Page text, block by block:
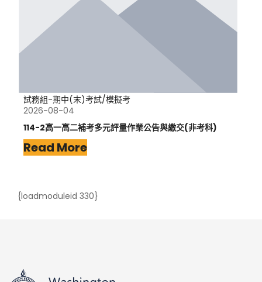
試務組-期中(末)考試/模擬考
2026-08-04
114-2高一高二補考多元評量作業公告與繳交(非考科)
Read More
{loadmoduleid 330}